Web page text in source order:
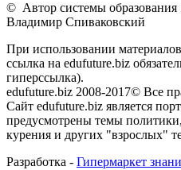
© Автор системы образования
Владимир Спиваковский
При использовании
ссылка на edufuture.biz
гиперссылка).
edufuture.biz 2008-2017© Все
Сайт edufuture.biz является
предусмотрены темы
курения и других "взрослых"
Разработка - Гипермаркет